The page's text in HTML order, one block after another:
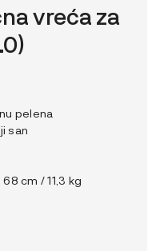
vreća za
pelena
san
cm / 11,3 kg